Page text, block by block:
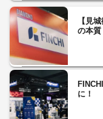
【見
の本質
に！